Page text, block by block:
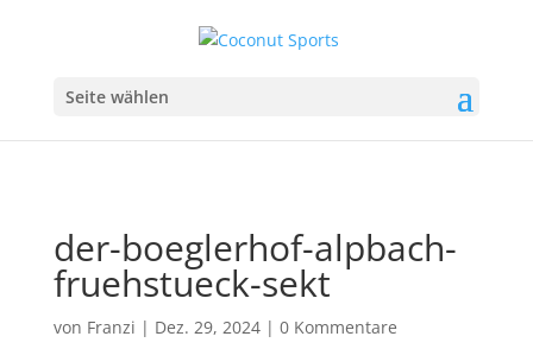
Seite wählen
der-boeglerhof-alpbach-
fruehstueck-sekt
von Franzi | Dez. 29, 2024| 0 Kommentare